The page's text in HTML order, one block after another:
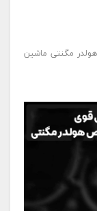
مگنتی ماشین